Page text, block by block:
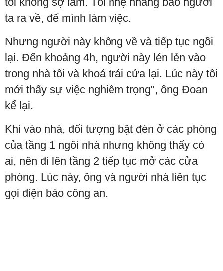
ta ra về, để mình làm việc.
Nhưng người này không về và tiếp tục ngồi
lại. Đến khoảng 4h, người này lén lẻn vào
trong nhà tôi và khoá trái cửa lại. Lúc này tôi
mới thấy sự việc nghiêm trọng", ông Đoan
kể lại.
Khi vào nhà, đối tượng bật đèn ở các phòng
của tầng 1 ngôi nhà nhưng không thấy có
ai, nên đi lên tầng 2 tiếp tục mở các cửa
phòng. Lúc này, ông và người nhà liên tục
gọi điện báo công an.